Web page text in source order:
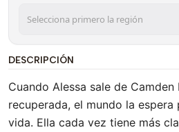
DESCRIPCIÓN
Cuando Alessa sale de
recuperada, el mundo la espera
vida. Ella cada vez tiene más